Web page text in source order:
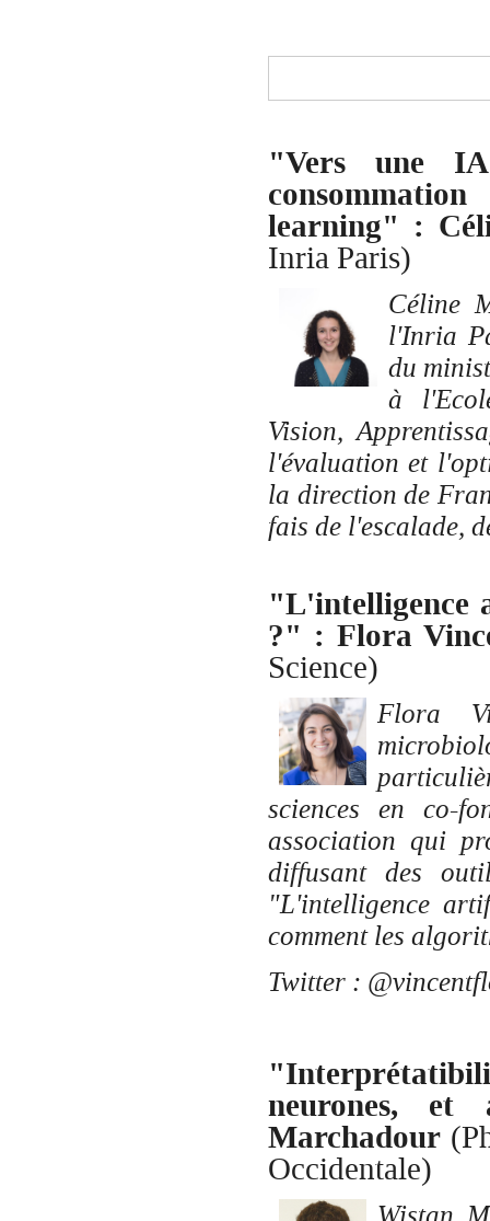
"Vers une
learning" :
Inria Paris)
Céline
l'Inria
du
à
Vision,
l'évaluation et
la direction de
fais de l'escalade,
"L'intelligence
?" : Flora
Science)
Flora
sciences en co-
association qui
diffusant des
"L'intelligence
comment les
Twitter :
neurones, et
Marchadour
Occidentale)